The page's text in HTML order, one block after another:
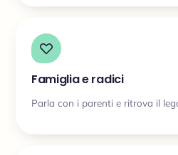
Famiglia e radici
Parla con i parenti e ritrova il